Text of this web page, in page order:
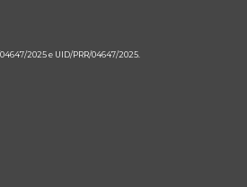
2025 e UID/PRR/04647/2025.